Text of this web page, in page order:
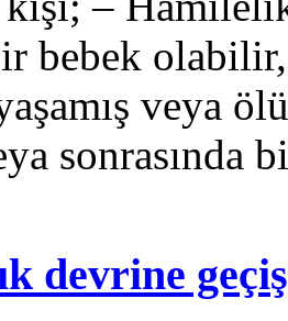
bebek
veya
sonrasında
devrine